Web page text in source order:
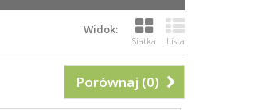
Widok:
Siatka Lista
Porównaj (0)